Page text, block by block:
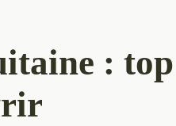
: top